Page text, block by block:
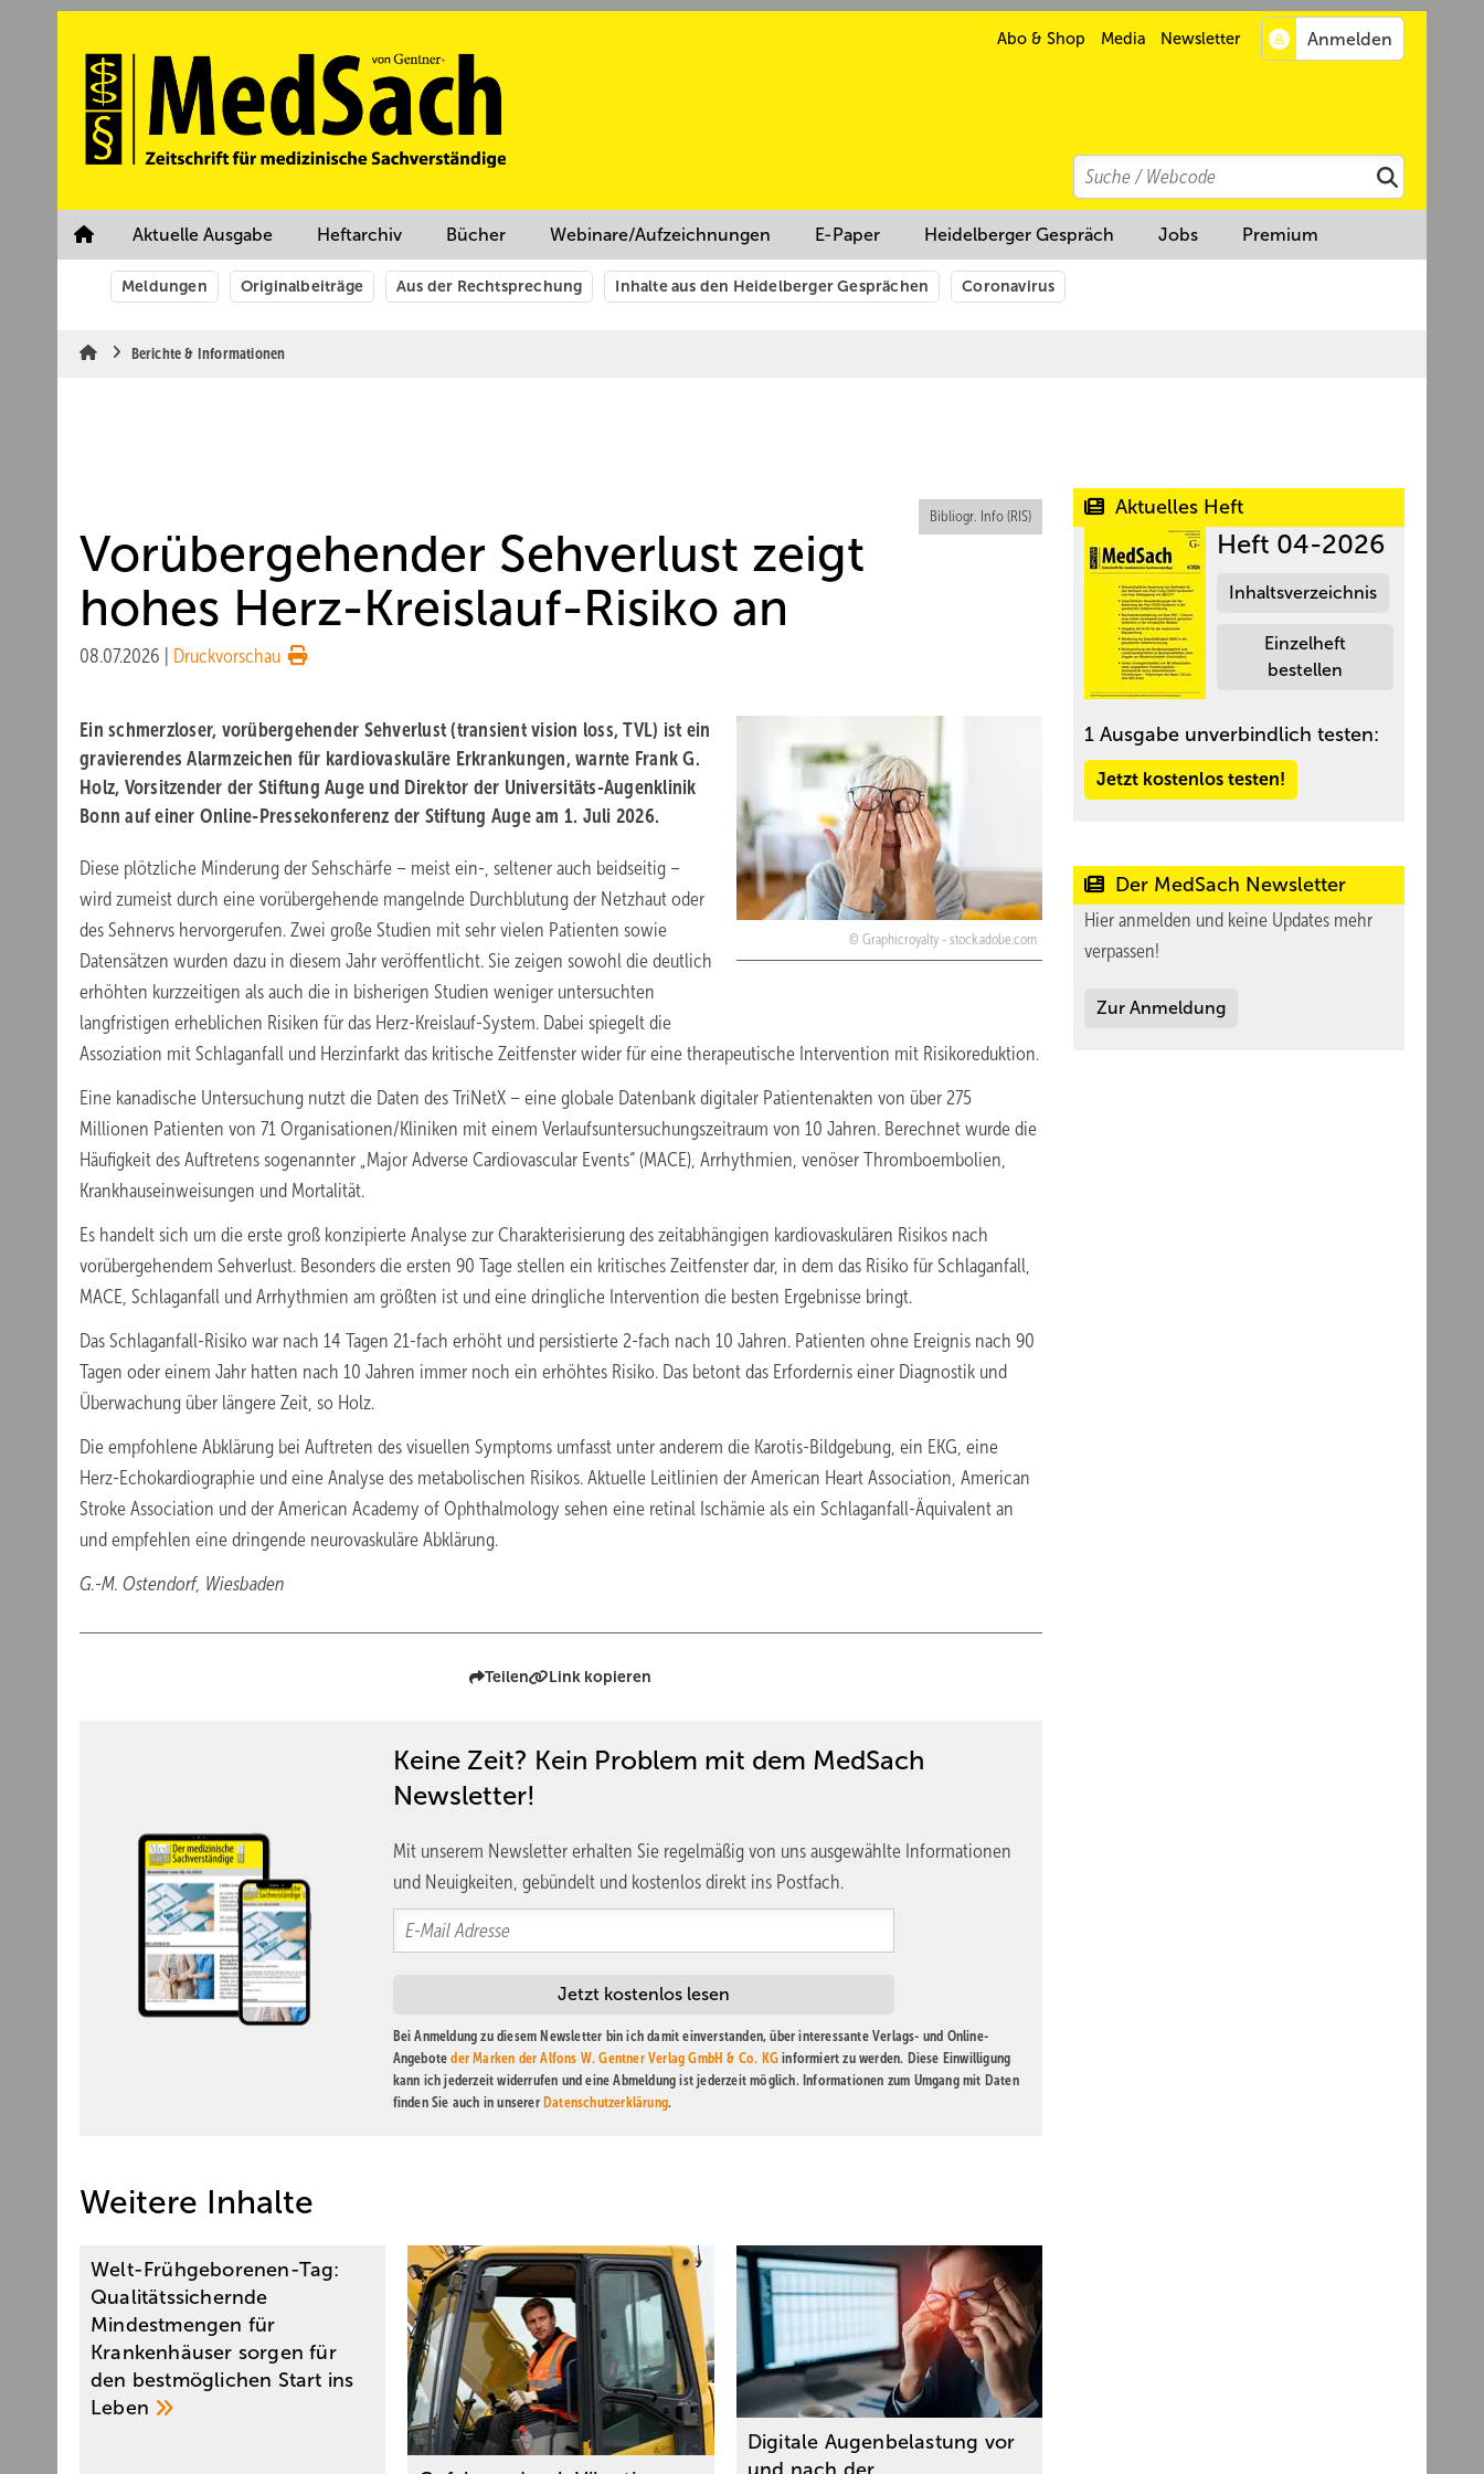
Abo & Shop Media Newsletter
Search
Suchen
Aktuelle Ausgabe Heftarchiv Bücher Webinare/Aufzeichnungen E-Paper Heidelberger Gespräch Jobs Premium
Meldungen Originalbeiträge Aus der Rechtsprechung Inhalte aus den Heidelberger Gesprächen Coronavirus
Berichte & Informationen
Bibliogr. Info (RIS)
Vorübergehender Sehverlust zeigt
hohes Herz-Kreislauf-Risiko an
08.07.2026 Druckvorschau
Graphicroyalty - stock.adobe.com
Ein schmerzloser, vorübergehender Sehverlust (transient vision loss, TVL) ist ein
gravierendes Alarmzeichen für kardiovaskuläre Erkrankungen, warnte Frank G.
Holz, Vorsitzender der Stiftung Auge und Direktor der Universitäts-Augenklinik
Bonn auf einer Online-Pressekonferenz der Stiftung Auge am 1. Juli 2026.
Diese plötzliche Minderung der Sehschärfe – meist ein-, seltener auch beidseitig –
wird zumeist durch eine vorübergehende mangelnde Durchblutung der Netzhaut oder
des Sehnervs hervorgerufen. Zwei große Studien mit sehr vielen Patienten sowie
Datensätzen wurden dazu in diesem Jahr veröffentlicht. Sie zeigen sowohl die deutlich
erhöhten kurzzeitigen als auch die in bisherigen Studien weniger untersuchten
langfristigen erheblichen Risiken für das Herz-Kreislauf-System. Dabei spiegelt die
Assoziation mit Schlaganfall und Herzinfarkt das kritische Zeitfenster wider für eine therapeutische Intervention mit Risikoreduktion.
Eine kanadische Untersuchung nutzt die Daten des TriNetX – eine globale Datenbank digitaler Patientenakten von über 275
Millionen Patienten von 71 Organisationen/Kliniken mit einem Verlaufsuntersuchungszeitraum von 10 Jahren. Berechnet wurde die
Häufigkeit des Auftretens sogenannter „Major Adverse Cardiovascular Events“ (MACE), Arrhythmien, venöser Thromboembolien,
Krankhauseinweisungen und Mortalität.
Es handelt sich um die erste groß konzipierte Analyse zur Charakterisierung des zeitabhängigen kardiovaskulären Risikos nach
vorübergehendem Sehverlust. Besonders die ersten 90 Tage stellen ein kritisches Zeitfenster dar, in dem das Risiko für Schlaganfall,
MACE, Schlaganfall und Arrhythmien am größten ist und eine dringliche Intervention die besten Ergebnisse bringt.
Das Schlaganfall-Risiko war nach 14 Tagen 21-fach erhöht und persistierte 2-fach nach 10 Jahren. Patienten ohne Ereignis nach 90
Tagen oder einem Jahr hatten nach 10 Jahren immer noch ein erhöhtes Risiko. Das betont das Erfordernis einer Diagnostik und
Überwachung über längere Zeit, so Holz.
Die empfohlene Abklärung bei Auftreten des visuellen Symptoms umfasst unter anderem die Karotis-Bildgebung, ein EKG, eine
Herz-Echokardiographie und eine Analyse des metabolischen Risikos. Aktuelle Leitlinien der American Heart Association, American
Stroke Association und der American Academy of Ophthalmology sehen eine retinal Ischämie als ein Schlaganfall-Äquivalent an
und empfehlen eine dringende neurovaskuläre Abklärung.
G.-M. Ostendorf, Wiesbaden
Teilen Link kopieren
Keine Zeit? Kein Problem mit dem MedSach
Newsletter!
Mit unserem Newsletter erhalten Sie regelmäßig von uns ausgewählte Informationen
und Neuigkeiten, gebündelt und kostenlos direkt ins Postfach.
Bei Anmeldung zu diesem Newsletter bin ich damit einverstanden, über interessante Verlags- und Online-
Angeboteder Marken der Alfons W. Gentner Verlag GmbH & Co. KG informiert zu werden. Diese Einwilligung
kann ich jederzeit widerrufen und eine Abmeldung ist jederzeit möglich. Informationen zum Umgang mit Daten
finden Sie auch in unserer Datenschutzerklärung.
Weitere Inhalte
Welt-Frühgeborenen-Tag:
Qualitätssichernde
Mindestmengen für
Krankenhäuser sorgen für
den bestmöglichen Start ins
Leben
Digitale Augenbelastung vor
Aktuelles Heft
Heft 04-2026
Inhaltsverzeichnis
Einzelheft
bestellen
1 Ausgabe unverbindlich testen:
Jetzt kostenlos testen!
Der MedSach Newsletter
Hier anmelden und keine Updates mehr
verpassen!
Zur Anmeldung